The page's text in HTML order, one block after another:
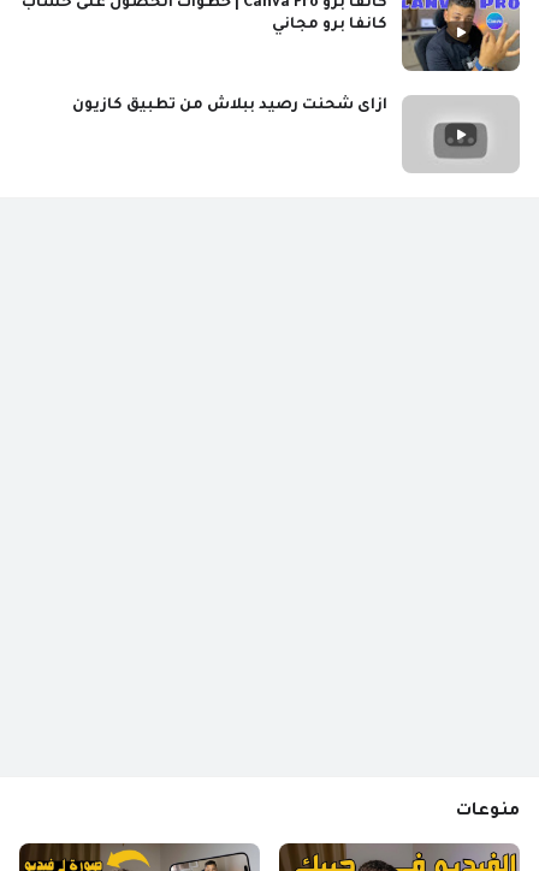
كانفا برو Canva Pro | خطوات الحصول على حساب
كانفا برو مجاني
ازاى شحنت رصيد ببلاش من تطبيق كازيون
منوعات